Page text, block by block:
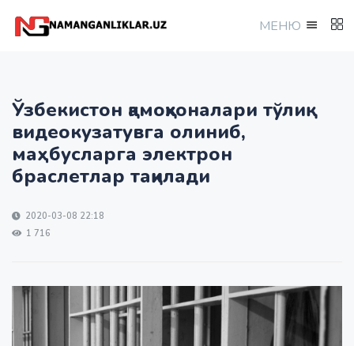
МEНЮ
Ўзбекистон қамоқхоналари тўлиқ
видеокузатувга олиниб,
маҳбусларга электрон
браслетлар тақилади
2020-03-08 22:18
1 716